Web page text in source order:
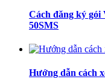
Cách đăng ký gói
50SMS
Hướng dẫn cách